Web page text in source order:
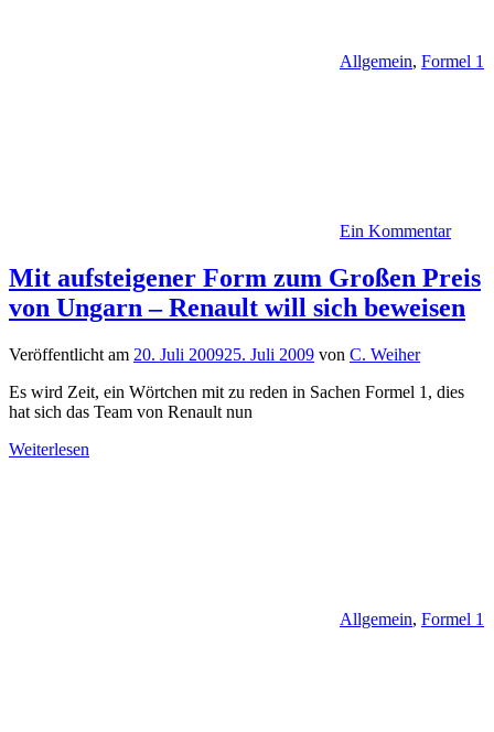
Allgemein, Formel 1
Ein Kommentar
Mit aufsteigener Form zum Großen Preis
von Ungarn – Renault will sich beweisen
Veröffentlicht am 20. Juli 200925. Juli 2009 von C. Weiher
Es wird Zeit, ein Wörtchen mit zu reden in Sachen Formel 1, dies
hat sich das Team von Renault nun
Weiterlesen
Allgemein, Formel 1